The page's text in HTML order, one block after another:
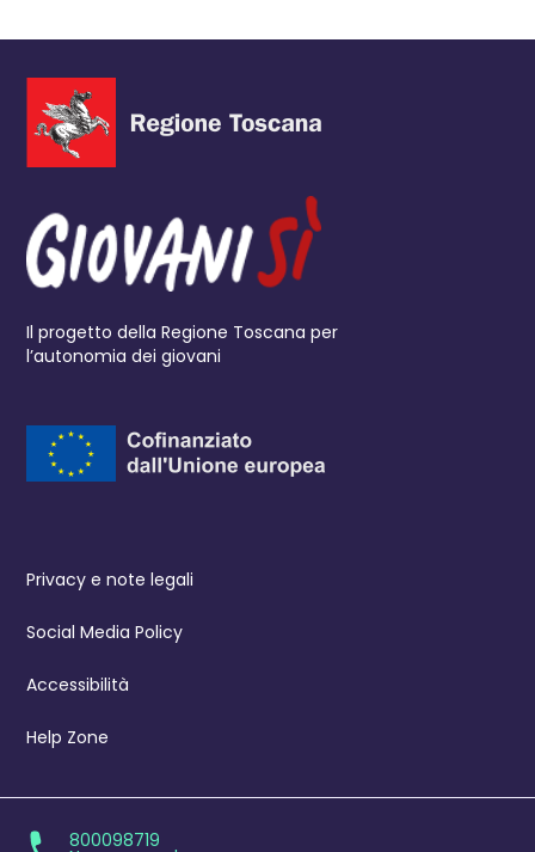
Il progetto della Regione Toscana per
l’autonomia dei giovani
Privacy e note legali
Social Media Policy
Accessibilità
Help Zone
800098719